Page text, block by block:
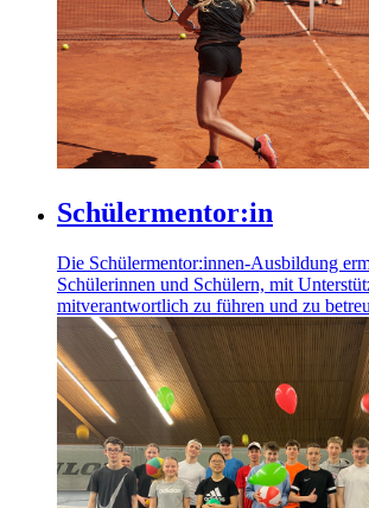
Schülermentor:in
Die Schülermentor:innen-Ausbildung
Schülerinnen und Schülern, mit
mitverantwortlich zu führen und zu